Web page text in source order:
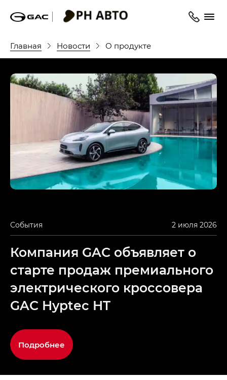
Главная Новости О продукте
События 2 июля 2026
Компания GAC объявляет о
старте продаж премиального
электрического кроссовера
GAC Hyptec HT
Подробнее